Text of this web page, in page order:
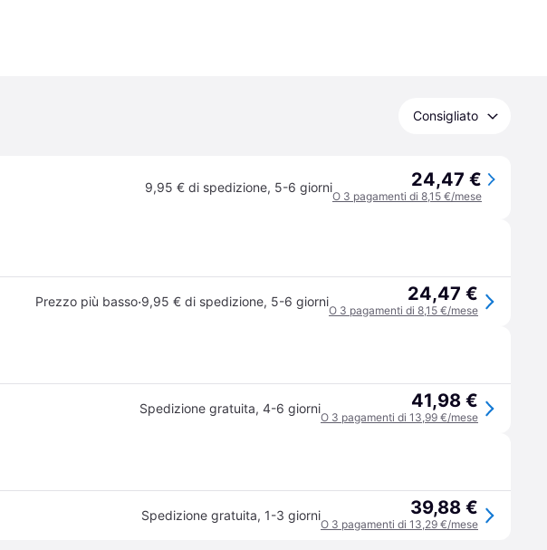
Consigliato
9,95 € di spedizione, 5-6 giorni 24,47 €
O 3 pagamenti di 8,15 €/mese
Prezzo più basso·9,95 € di spedizione, 5-6 giorni 24,47 €
O 3 pagamenti di 8,15 €/mese
Spedizione gratuita, 4-6 giorni 41,98 €
O 3 pagamenti di 13,99 €/mese
Spedizione gratuita, 1-3 giorni 39,88 €
O 3 pagamenti di 13,29 €/mese